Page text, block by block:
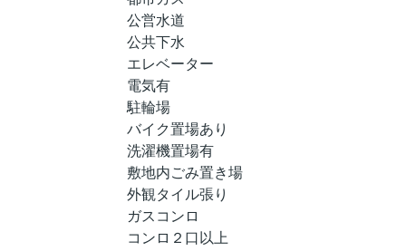
公営水道
公共下水
エレベーター
電気有
駐輪場
バイク置場あり
洗濯機置場有
敷地内ごみ置き場
外観タイル張り
ガスコンロ
コンロ２口以上